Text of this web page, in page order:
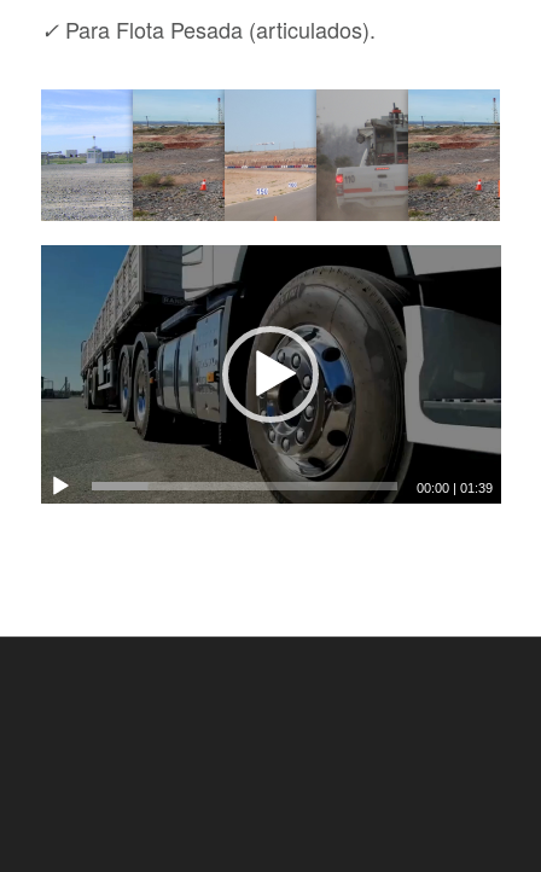
✓ Para Flota Pesada (articulados).
00:00 |01:39